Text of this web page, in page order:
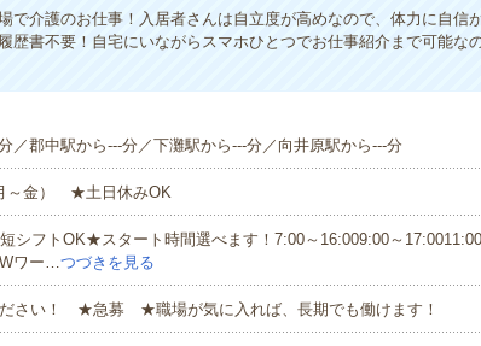
で介護のお仕事！入居者さんは自立度が高めなので、体力に自信
歴書不要！自宅にいながらスマホひとつでお仕事紹介まで可能な
／郡中駅から---分／下灘駅から---分／向井原駅から---分
～金） ★土日休みOK
シフトOK★スタート時間選べます！7:00～16:009:00～
ワー…つづきを見る
ださい！ ★急募 ★職場が気に入れば、長期でも働けます！